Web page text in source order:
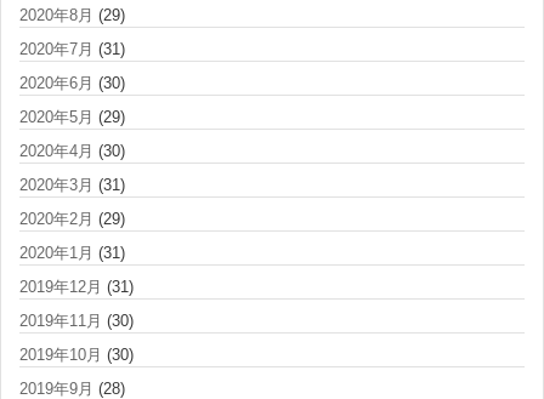
2020年8月 (29)
2020年7月 (31)
2020年6月 (30)
2020年5月 (29)
2020年4月 (30)
2020年3月 (31)
2020年2月 (29)
2020年1月 (31)
2019年12月 (31)
2019年11月 (30)
2019年10月 (30)
2019年9月 (28)